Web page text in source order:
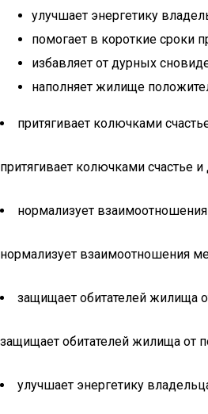
улучшает энергетику
помогает в короткие сроки
избавляет от дурных
наполняет жилище
притягивает колючками
притягивает колючками счастье
нормализует
нормализует взаимоотношения
защищает обитателей жилища
защищает обитателей жилища от
улучшает энергетику